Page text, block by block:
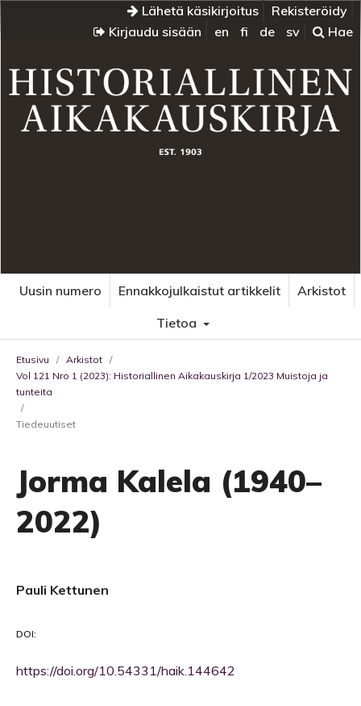
Lähetä käsikirjoitus
Rekisteröidy
Kirjaudu sisään
en fi de sv Hae
Uusin numero Ennakkojulkaistut artikkelit
Arkistot
Tietoa
Etusivu / Arkistot /
Vol 121 Nro 1 (2023): Historiallinen Aikakauskirja 1/2023 Muistoja ja
tunteita
/
Tiedeuutiset
Jorma Kalela (1940–
2022)
Pauli Kettunen
DOI:
https://doi.org/10.54331/haik.144642